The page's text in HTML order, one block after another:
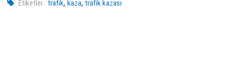
Etiketler : trafik,kaza,trafik kazası